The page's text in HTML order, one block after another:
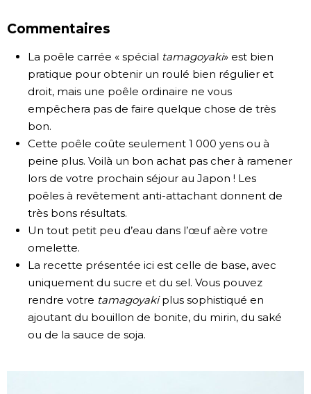
Commentaires
La poêle carrée « spécial tamagoyaki» est bien
pratique pour obtenir un roulé bien régulier et
droit, mais une poêle ordinaire ne vous
empêchera pas de faire quelque chose de très
bon.
Cette poêle coûte seulement 1 000 yens ou à
peine plus. Voilà un bon achat pas cher à ramener
lors de votre prochain séjour au Japon ! Les
poêles à revêtement anti-attachant donnent de
très bons résultats.
Un tout petit peu d’eau dans l’œuf aère votre
omelette.
La recette présentée ici est celle de base, avec
uniquement du sucre et du sel. Vous pouvez
rendre votre tamagoyakiplus sophistiqué en
ajoutant du bouillon de bonite, du mirin, du saké
ou de la sauce de soja.